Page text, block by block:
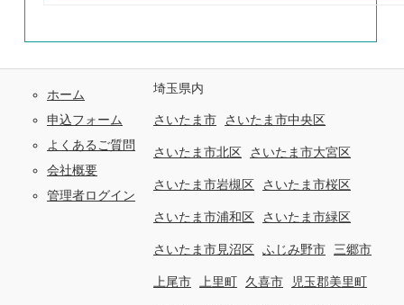
ホーム
申込フォーム
よくあるご質問
会社概要
管理者ログイン
埼玉県内
さいたま市 さいたま市中央区
さいたま市北区 さいたま市大宮区
さいたま市岩槻区 さいたま市桜区
さいたま市浦和区 さいたま市緑区
さいたま市見沼区 ふじみ野市 三郷市
上尾市 上里町 久喜市 児玉郡美里町